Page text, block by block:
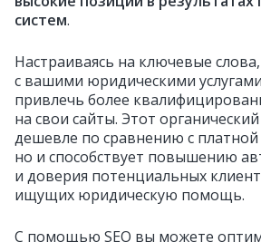
систем.
Настраиваясь на ключевые
с вашими юридическими
привлечь более
на свои сайты. Этот
дешевле по сравнению с
но и способствует повышению
и доверия потенциальных
ищущих юридическую помощь.
С помощью SEO вы можете